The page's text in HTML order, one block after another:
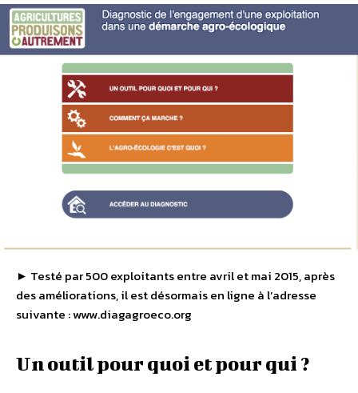
► Testé par 500 exploitants entre avril et mai 2015, après
des améliorations, il est désormais en ligne à l’adresse
suivante : www.diagagroeco.org
Un outil pour quoi et pour qui ?